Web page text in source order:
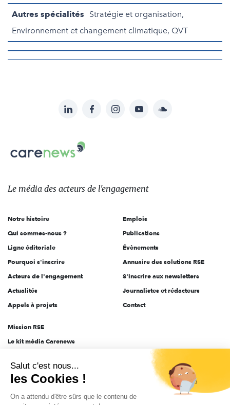
Autres spécialités
Stratégie et organisation,
Environnement et changement climatique, QVT
sur:
LinkedInFacebookInstagramYouTubeSoundcloud
Carenews,
Le
des
l'engagement
Le média des acteurs de l'engagement
Notre histoire
Qui sommes-nous ?
Ligne éditoriale
Pourquoi s'inscrire
Acteurs de l'engagement
Actualités
Appels à projets
Emplois
Publications
Évènements
Annuaire des solutions RSE
S'inscrire aux newsletters
Journalistes et rédacteurs
Contact
Mission RSE
Le kit média Carenews
AEF info
Novethic
PRODURABLE
Salut c'est nous...
les Cookies !
On a attendu d'être sûrs que le contenu de